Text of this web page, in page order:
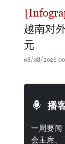
越南对
元
08/08/2026
播
一周要闻
会主席、